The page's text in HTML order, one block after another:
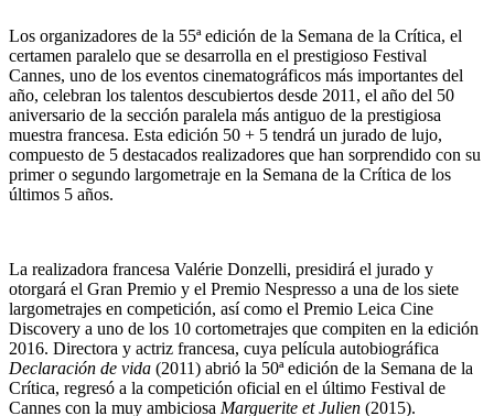
Los organizadores de la 55ª edición de la Semana de la Crítica, el
certamen paralelo que se desarrolla en el prestigioso Festival
Cannes, uno de los eventos cinematográficos más importantes del
año, celebran los talentos descubiertos desde 2011, el año del 50
aniversario de la sección paralela más antiguo de la prestigiosa
muestra francesa. Esta edición 50 + 5 tendrá un jurado de lujo,
compuesto de 5 destacados realizadores que han sorprendido con su
primer o segundo largometraje en la Semana de la Crítica de los
últimos 5 años.
La realizadora francesa Valérie Donzelli, presidirá el jurado y
otorgará el Gran Premio y el Premio Nespresso a una de los siete
largometrajes en competición, así como el Premio Leica Cine
Discovery a uno de los 10 cortometrajes que compiten en la edición
2016. Directora y actriz francesa, cuya película autobiográfica
Declaración de vida (2011) abrió la 50ª edición de la Semana de la
Crítica, regresó a la competición oficial en el último Festival de
Cannes con la muy ambiciosa Marguerite et Julien (2015).